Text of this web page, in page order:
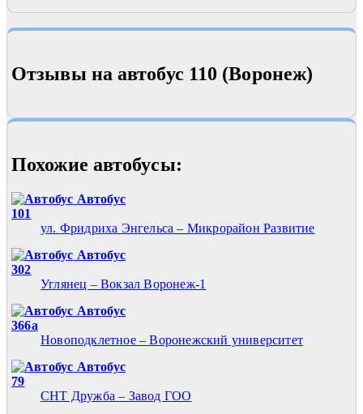
Отзывы на автобус 110 (Воронеж)
Похожие автобуcы:
Автобус
101
ул. Фридриха Энгельса – Микрорайон Развитие
Автобус
302
Углянец – Вокзал Воронеж-1
Автобус
366а
Новоподклетное – Воронежский университет
Автобус
79
СНТ Дружба – Завод ГОО